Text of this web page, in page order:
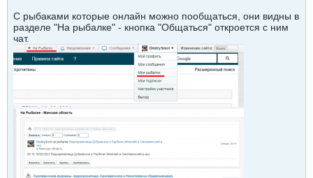
С рыбаками которые онлайн можно пообщаться, они видны в
разделе "На рыбалке" - кнопка "Общаться" откроется с ним
чат.